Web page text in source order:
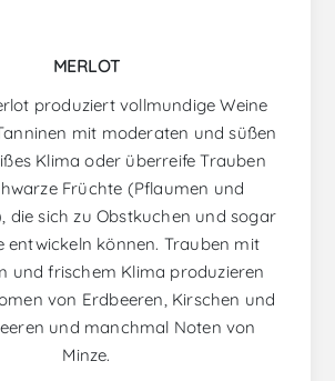
MERLOT
produziert vollmundige Weine
mit moderaten und süßen
Klima oder überreife Trauben
Früchte (Pflaumen und
die sich zu Obstkuchen und sogar
entwickeln können. Trauben mit
und frischem Klima produzieren
von Erdbeeren, Kirschen und
und manchmal Noten von
Minze.